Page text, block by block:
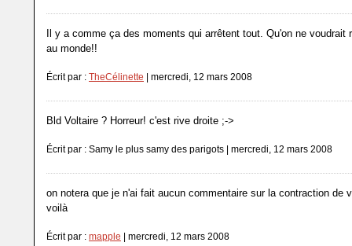
Il y a comme ça des moments qui arrêtent tout. Qu'on ne voudrait
au monde!!
Écrit par : TheCélinette | mercredi, 12 mars 2008
Bld Voltaire ? Horreur! c'est rive droite ;->
Écrit par : Samy le plus samy des parigots | mercredi, 12 mars 2008
on notera que je n'ai fait aucun commentaire sur la contraction de
voilà
Écrit par : mapple | mercredi, 12 mars 2008